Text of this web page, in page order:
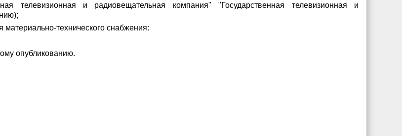
телевизионная и радиовещательная компания" "Государственная телевизионная и
материально-технического снабжения:
опубликованию.